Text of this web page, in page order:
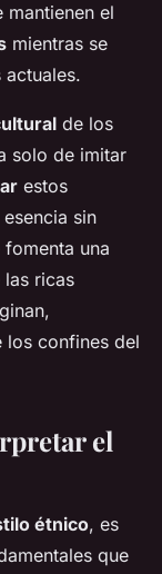
mantienen el
mientras se
actuales.
de los
solo de imitar
estos
sin
una
ricas
los confines del
el
étnico, es
que